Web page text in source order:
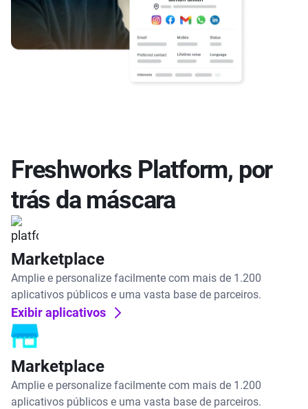
Freshworks Platform, por
trás da máscara
Marketplace
Amplie e personalize facilmente com mais de 1.200
aplicativos públicos e uma vasta base de parceiros.
Exibir aplicativos
Marketplace
Amplie e personalize facilmente com mais de 1.200
aplicativos públicos e uma vasta base de parceiros.